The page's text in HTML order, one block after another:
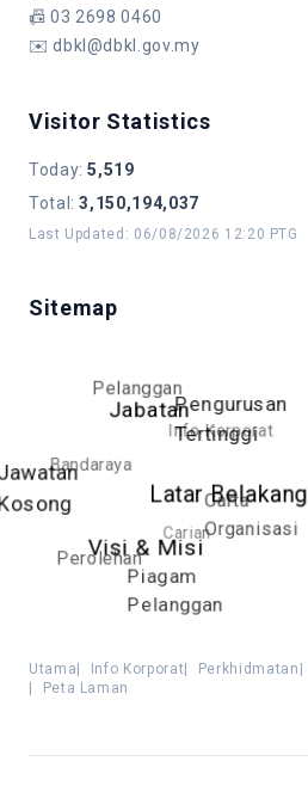
📠03 2698 0460
✉️dbkl@dbkl.gov.my
Visitor Statistics
Today:5,519
Total :3,150,194,037
Last Updated : 06/08/2026 12:20 PTG
Sitemap
Latar Belakang
Visi & Misi
Piagam
Pelanggan
Carta
Organisasi
Pengurusan
Tertinggi
Jabatan
Perolehan
Carian
Info Korporat
Pelanggan
Bandaraya
Utama Info Korporat Perkhidmatan
Peta Laman